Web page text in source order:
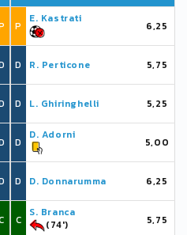
P
E. Kastrati
6,25
D R. Perticone 5,75
D L. Ghiringhelli 5,25
D
D. Adorni
5,00
D D. Donnarumma 6,25
C
S. Branca
(74')
5,75